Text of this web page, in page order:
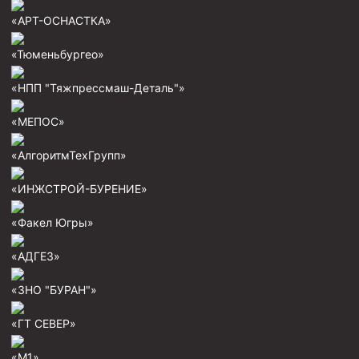
Пробки цементировочные
Скребки корончатые СК и тросовые СТ
Башмаки колонные
Инструмент для бурения и КРС (ловильный, аварийный)
Перья для резки кабеля
Шаблоны колонные
Пауки механические
Желонки
«АРТ-ОСНАСТКА»
«Тюменьбургео»
«НПП "Тяжпрессмаш-Деталь"»
«МЕПОС»
«АлгоритмТехГрупп»
«ИНЖСТРОЙ-БУРЕНИЕ»
«Факел Югры»
«АДГЕЗ»
«ЗНО "БУРАН"»
«ГТ СЕВЕР»